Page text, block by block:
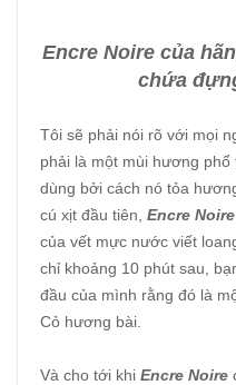
Encre Noire của
chứa
Tôi sẽ phải nói rõ với mọi
phải là một mùi hương
dùng bởi cách nó tỏa
cú xịt đầu tiên, Encre Noire
của vết mực nước viết
chỉ khoảng 10 phút sau,
đầu của mình rằng đó là
Cỏ hương bài.
Và cho tới khi Encre Noire